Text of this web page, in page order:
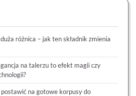
różnica – jak ten składnik zmienia
na talerzu to efekt magii czy
na gotowe korpusy do